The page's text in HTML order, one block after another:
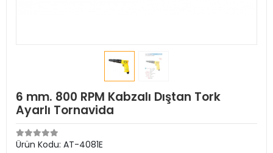
6 mm. 800 RPM Kabzalı Dıştan Tork
Ayarlı Tornavida
Ürün Kodu: AT-4081E